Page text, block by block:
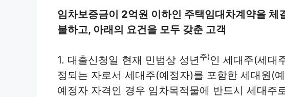
임차보증금이 2억원 이하인 주택임대차계약을 체
불하고, 아래의 요건을 모두 갖춘 고객
1. 대출신청일 현재 민법상 성년 주)인 세대주(세대
정되는 자로서 세대주(예정자)를 포함한 세대원(
예정자 자격인 경우 임차목적물에 반드시 세대주